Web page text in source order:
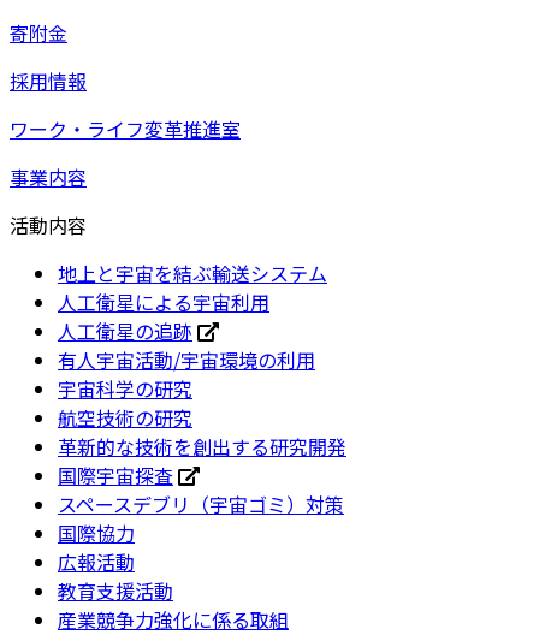
寄附金
採用情報
ワーク・ライフ変革推進室
事業内容
活動内容
地上と宇宙を結ぶ輸送システム
人工衛星による宇宙利用
人工衛星の追跡
有人宇宙活動/宇宙環境の利用
宇宙科学の研究
航空技術の研究
革新的な技術を創出する研究開発
国際宇宙探査
スペースデブリ（宇宙ゴミ）対策
国際協力
広報活動
教育支援活動
産業競争力強化に係る取組